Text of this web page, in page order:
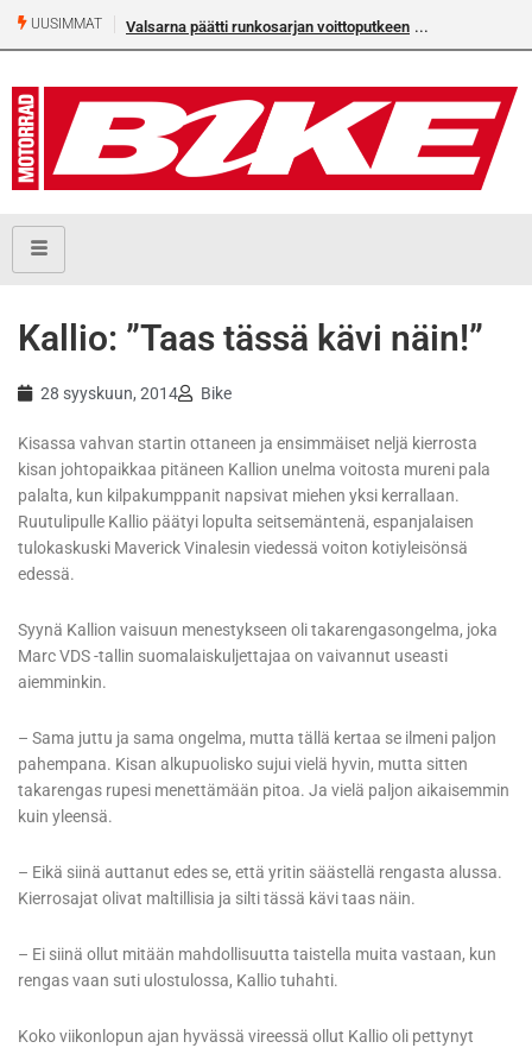
UUSIMMAT Valsarna päätti runkosarjan voittoputkeen
Kallio: ”Taas tässä kävi näin!”
28 syyskuun, 2014 Bike
Kisassa vahvan startin ottaneen ja ensimmäiset neljä kierrosta
kisan johtopaikkaa pitäneen Kallion unelma voitosta mureni pala
palalta, kun kilpakumppanit napsivat miehen yksi kerrallaan.
Ruutulipulle Kallio päätyi lopulta seitsemäntenä, espanjalaisen
tulokaskuski Maverick Vinalesin viedessä voiton kotiyleisönsä
edessä.
Syynä Kallion vaisuun menestykseen oli takarengasongelma, joka
Marc VDS -tallin suomalaiskuljettajaa on vaivannut useasti
aiemminkin.
– Sama juttu ja sama ongelma, mutta tällä kertaa se ilmeni paljon
pahempana. Kisan alkupuolisko sujui vielä hyvin, mutta sitten
takarengas rupesi menettämään pitoa. Ja vielä paljon aikaisemmin
kuin yleensä.
– Eikä siinä auttanut edes se, että yritin säästellä rengasta alussa.
Kierrosajat olivat maltillisia ja silti tässä kävi taas näin.
– Ei siinä ollut mitään mahdollisuutta taistella muita vastaan, kun
rengas vaan suti ulostulossa, Kallio tuhahti.
Koko viikonlopun ajan hyvässä vireessä ollut Kallio oli pettynyt